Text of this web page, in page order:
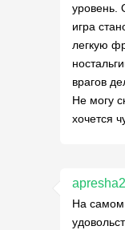
уровень.
игра
легкую
врагов
Не могу
хочется
На самом